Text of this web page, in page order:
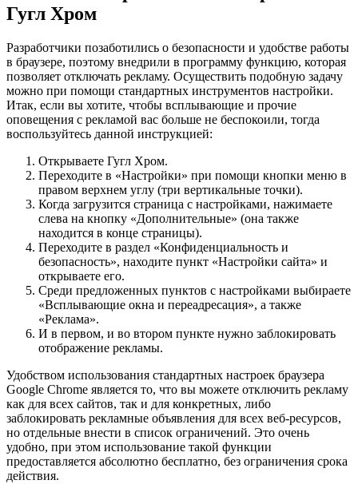
Гугл Хром
Разработчики позаботились о безопасности и удобстве работы
в браузере, поэтому внедрили в программу функцию, которая
позволяет отключать рекламу. Осуществить подобную задачу
можно при помощи стандартных инструментов настройки.
Итак, если вы хотите, чтобы всплывающие и прочие
оповещения с рекламой вас больше не беспокоили, тогда
воспользуйтесь данной инструкцией:
Открываете Гугл Хром.
Переходите в «Настройки» при помощи кнопки меню в
правом верхнем углу (три вертикальные точки).
Когда загрузится страница с настройками, нажимаете
слева на кнопку «Дополнительные» (она также
находится в конце страницы).
Переходите в раздел «Конфиденциальность и
безопасность», находите пункт «Настройки сайта» и
открываете его.
Среди предложенных пунктов с настройками выбираете
«Всплывающие окна и переадресация», а также
«Реклама».
И в первом, и во втором пункте нужно заблокировать
отображение рекламы.
Удобством использования стандартных настроек браузера
Google Chrome является то, что вы можете отключить рекламу
как для всех сайтов, так и для конкретных, либо
заблокировать рекламные объявления для всех веб-ресурсов,
но отдельные внести в список ограничений. Это очень
удобно, при этом использование такой функции
предоставляется абсолютно бесплатно, без ограничения срока
действия.